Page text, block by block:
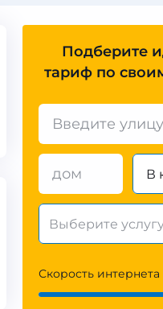
Подберите
тариф по
В
Скорость интернета